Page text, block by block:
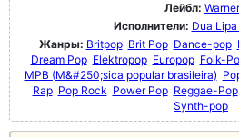
Лейбл: Warner
Исполнители: Dua
Жанры: Britpop Brit Pop Dance-pop
Dream Pop Elektropop Europop Folk-
MPB (M&#250;sica popular brasileira)
Rap Pop Rock Power Pop Reggae-Pop
Synth-pop